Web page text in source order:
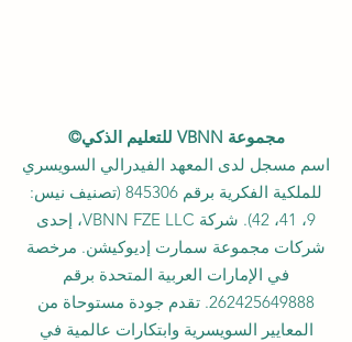
مجموعة VBNN للتعليم الذكي©
اسم مسجل لدى المعهد الفيدرالي السويسري
للملكية الفكرية برقم 845306 (تصنيف نيس:
9، 41، 42). شركة VBNN FZE LLC، إحدى
شركات مجموعة سمارت إديوكيشن. مرخصة
في الإمارات العربية المتحدة برقم
262425649888. تقدم جودة مستوحاة من
المعايير السويسرية وابتكارات عالمية في